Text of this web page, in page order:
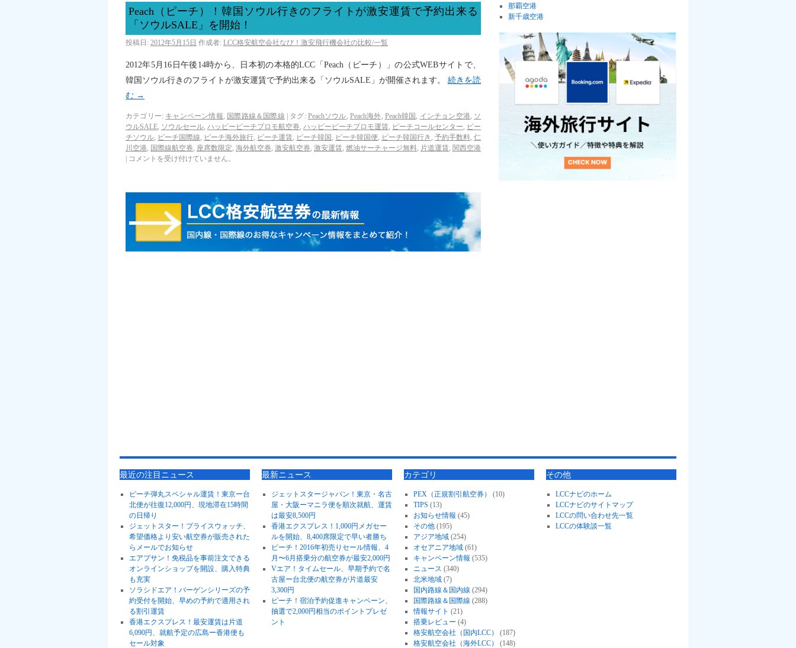
Peach（ピーチ）！韓国ソウル行きのフライトが激安運賃で予約出来る
「ソウルSALE」を開始！
投稿日: 2012年5月15日 作成者: LCC格安航空会社なび！激安飛行機会社の比較/一覧
2012年5月16日午後14時から、日本初の本格的LCC「Peach（ピーチ）」の公式WEBサイトで、
韓国ソウル行きのフライトが激安運賃で予約出来る「ソウルSALE」が開催されます。 続きを読
む →
カテゴリー: キャンペーン情報, 国際路線＆国際線 タグ: Peachソウル, Peach海外, Peach韓国 , インチョン空港, ソ
ウルSALE, ソウルセール, ハッピーピーチプロモ航空券, ハッピーピーチプロモ運賃, ピーチコールセンター, ピー
チソウル, ピーチ国際線, ピーチ海外旅行, ピーチ運賃, ピーチ韓国 , ピーチ韓国便, ピーチ韓国行き , 予約手数料, 仁
川空港, 国際線航空券, 座席数限定, 海外航空券, 激安航空券, 激安運賃, 燃油サーチャージ無料, 片道運賃, 関西空港
コメントを受け付けていません。
那覇空港
新千歳空港
最近の注目ニュース
ピーチ弾丸スペシャル運賃！東京ー台
北便が往復12,000円、現地滞在15時間
の日帰り
ジェットスター！プライスウォッチ、
希望価格より安い航空券が販売された
らメールでお知らせ
エアプサン！免税品を事前注文できる
オンラインショップを開設、購入特典
も充実
ソラシドエア！バーゲンシリーズの予
約受付を開始、早めの予約で適用され
る割引運賃
香港エクスプレス！最安運賃は片道
6,090円、就航予定の広島ー香港便も
セール対象
最新ニュース
ジェットスタージャパン！東京・名古
屋・大阪ーマニラ便を順次就航、運賃
は最安8,500円
香港エクスプレス！1,000円メガセー
ルを開始、8,400席限定で早い者勝ち
ピーチ！2016年初売りセール情報、4
月〜6月搭乗分の航空券が最安2,000円
Vエア！タイムセール、早期予約で名
古屋ー台北便の航空券が片道最安
3,300円
ピーチ！宿泊予約促進キャンペーン、
抽選で2,000円相当のポイントプレゼ
ント
カテゴリ
PEX（正規割引航空券）
(10)
TIPS (13)
お知らせ情報 (45)
その他(195)
アジア地域(254)
オセアニア地域(61)
キャンペーン情報 (535)
ニュース (340)
北米地域(7)
国内路線＆国内線 (294)
国際路線＆国際線 (288)
情報サイト (21)
搭乗レビュー (4)
格安航空会社（国内LCC）
(187)
格安航空会社（海外LCC）
(148)
その他
LCCナビのホーム
LCCナビのサイトマップ
LCCの問い合わせ先一覧
LCCの体験談一覧